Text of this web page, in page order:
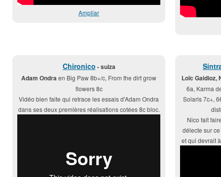
Ampliar
Chironico - suiza
Adam Ondraen Big Paw 8b+/c, From the dirt grow
flowers 8c
Vidéo bien faite qui retrace les essais d'Adam Ondra
dans ses deux premières réalisations cotées 8c bloc.
Loïc Gaidioz,
6a, Karma
Solaris 7c+,
Nico fait
délecte sur
et qui devrait